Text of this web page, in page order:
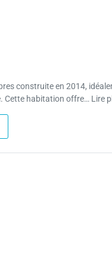
construite en 2014,
Cette habitation offre… Lire